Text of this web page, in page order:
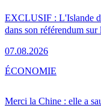
EXCLUSIF : L'Islande
dans son référendum sur
07.08.2026
Merci la Chine : elle a
ÉCONOMIE